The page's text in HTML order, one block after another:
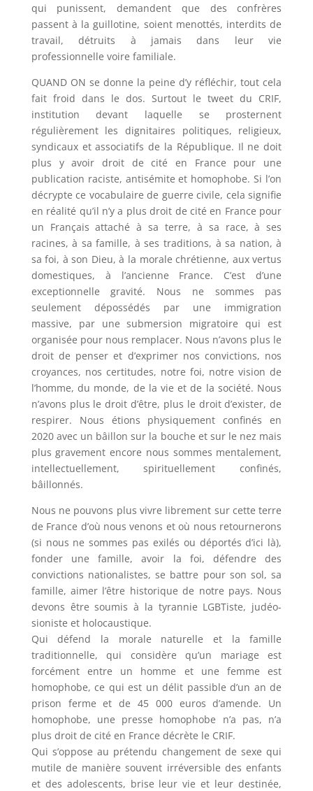
qui punissent, demandent que des confrères
passent à la guillotine, soient menottés, interdits de
travail, détruits à jamais dans leur vie
professionnelle voire familiale.
QUAND ON se donne la peine d’y réfléchir, tout cela
fait froid dans le dos. Surtout le tweet du CRIF,
institution devant laquelle se prosternent
régulièrement les dignitaires politiques, religieux,
syndicaux et associatifs de la République. Il ne doit
plus y avoir droit de cité en France pour une
publication raciste, antisémite et homophobe. Si l’on
décrypte ce vocabulaire de guerre civile, cela signifie
en réalité qu’il n’y a plus droit de cité en France pour
un Français attaché à sa terre, à sa race, à ses
racines, à sa famille, à ses traditions, à sa nation, à
sa foi, à son Dieu, à la morale chrétienne, aux vertus
domestiques, à l’ancienne France. C’est d’une
exceptionnelle gravité. Nous ne sommes pas
seulement dépossédés par une immigration
massive, par une submersion migratoire qui est
organisée pour nous remplacer. Nous n’avons plus le
droit de penser et d’exprimer nos convictions, nos
croyances, nos certitudes, notre foi, notre vision de
l’homme, du monde, de la vie et de la société. Nous
n’avons plus le droit d’être, plus le droit d’exister, de
respirer. Nous étions physiquement confinés en
2020 avec un bâillon sur la bouche et sur le nez mais
plus gravement encore nous sommes mentalement,
intellectuellement, spirituellement confinés,
bâillonnés.
Nous ne pouvons plus vivre librement sur cette terre
de France d’où nous venons et où nous retournerons
(si nous ne sommes pas exilés ou déportés d’ici là),
fonder une famille, avoir la foi, défendre des
convictions nationalistes, se battre pour son sol, sa
famille, aimer l’être historique de notre pays. Nous
devons être soumis à la tyrannie LGBTiste, judéo-
sioniste et holocaustique.
Qui défend la morale naturelle et la famille
traditionnelle, qui considère qu’un mariage est
forcément entre un homme et une femme est
homophobe, ce qui est un délit passible d’un an de
prison ferme et de 45 000 euros d’amende. Un
homophobe, une presse homophobe n’a pas, n’a
plus droit de cité en France décrète le CRIF.
Qui s’oppose au prétendu changement de sexe qui
mutile de manière souvent irréversible des enfants
et des adolescents, brise leur vie et leur destinée,